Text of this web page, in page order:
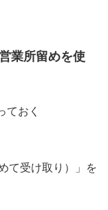
業所留めを使
ておく
て受け取り）」を